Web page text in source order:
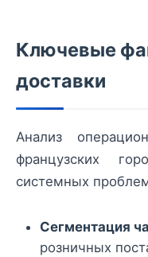
Ключевые
доставки
Анализ
французских
системных
Сегментация
розничных